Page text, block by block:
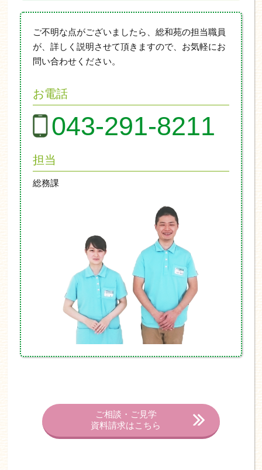
ご不明な点がございましたら、総和苑の担当職員
が、詳しく説明させて頂きますので、お気軽にお
問い合わせください。
お電話
043-291-8211
担当
総務課
ご相談・ご見学
資料請求はこちら